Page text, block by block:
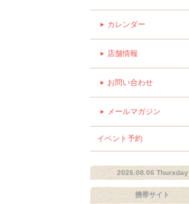
カレンダー
店舗情報
お問い合わせ
メールマガジン
イベント予約
2026.08.06 Thursday
携帯サイト